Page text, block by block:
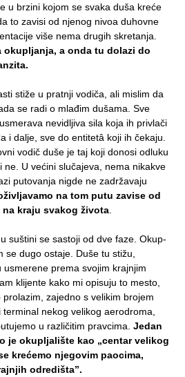
u brzini ko­jom se svaka duša kreće
to zavisi od njenog nivoa duhovne
više nema drugih skretanja.
okupljanja, a onda tu dolazi do
stiže u pratnji vodiča, ali mislim da
se radi o mlađim dušama. Sve
nevidljiva sila koja ih privlači
i dalje, sve do entitetâ koji ih čekaju.
vodič duše je taj koji donosi odluku
ne. U većini slučajeva, nema nikakve
putovanja nigde ne zadržavaju
na tom putu zavise od
kraju svakog života
suštini se sastoji od dve faze. Okup­
se dugo ostaje. Duše tu stižu,
prema svojim krajnjim
klijente kako mi opisuju to mesto,
zajedno s velikim brojem
nekog velikog aerodroma,
u različitim pravcima. Jedan
je okupljalište kao „centar velikog
kreće­mo njegovim paocima,
odredišta”.